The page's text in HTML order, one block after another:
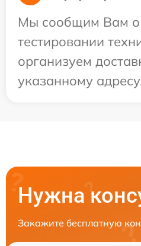
Мы сообщим Вам
тестировании
организуем
указанному
Нужна
Закажите бесплатную